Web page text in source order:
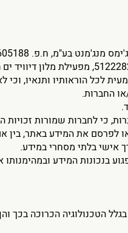
לכל הוראותיו ותנאיו,
החברות.
כי לחברות שמורות זכויות
את המידע באתר, בין
אישי בלתי מסחרי במידע.
בנכונות המידע